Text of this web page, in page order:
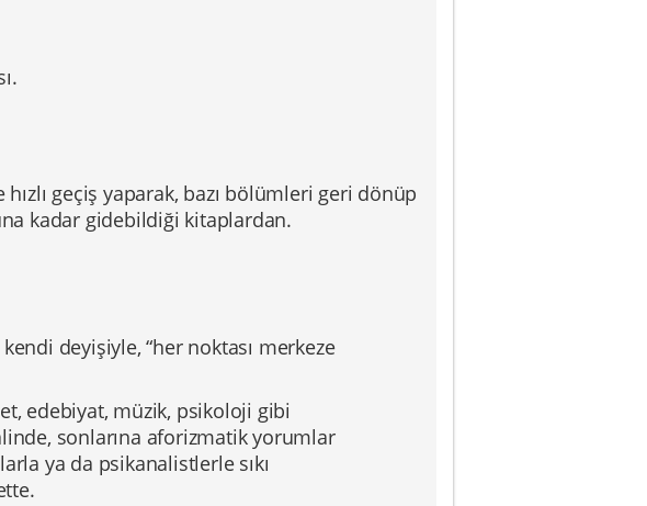
geçiş yaparak, bazı bölümleri geri dönüp
kadar gidebildiği kitaplardan.
deyişiyle, “her noktası merkeze
edebiyat, müzik, psikoloji gibi
sonlarına aforizmatik yorumlar
ya da psikanalistlerle sıkı